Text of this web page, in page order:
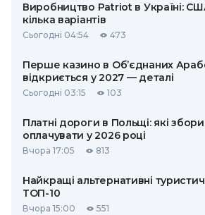
Виробництво Patriot в Україні:
кілька варіантів
Сьогодні 04:54 473
Перше казино в Об’єднаних
відкриється у 2027 — деталі
Сьогодні 03:15 103
Платні дороги в Польщі: які збори
оплачувати у 2026 році
Вчора 17:05 813
Найкращі альтернативні
ТОП-10
Вчора 15:00 551